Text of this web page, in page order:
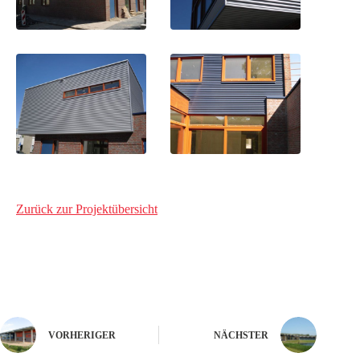
Zurück zur Projektübersicht
VORHERIGER NÄCHSTER